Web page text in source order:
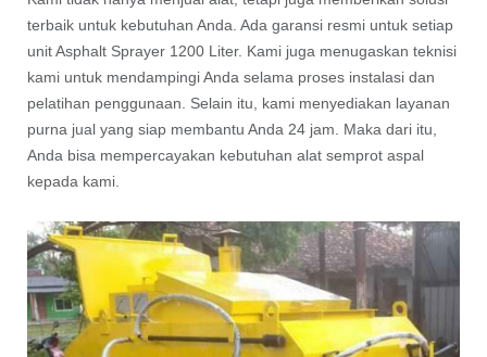
terbaik untuk kebutuhan Anda. Ada garansi resmi untuk setiap
unit Asphalt Sprayer 1200 Liter. Kami juga menugaskan teknisi
kami untuk mendampingi Anda selama proses instalasi dan
pelatihan penggunaan. Selain itu, kami menyediakan layanan
purna jual yang siap membantu Anda 24 jam. Maka dari itu,
Anda bisa mempercayakan kebutuhan alat semprot aspal
kepada kami.